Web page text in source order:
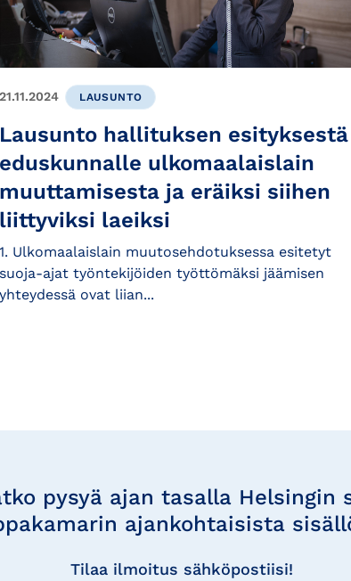
21.11.2024 LAUSUNTO
Lausunto hallituksen esityksestä
eduskunnalle ulkomaalaislain
muuttamisesta ja eräiksi siihen
liittyviksi laeiksi
1. Ulkomaalaislain muutosehdotuksessa esitetyt
suoja-ajat työntekijöiden työttömäksi jäämisen
yhteydessä ovat liian...
pysyä ajan tasalla Helsingin
ajankohtaisista
Tilaa ilmoitus sähköpostiisi!